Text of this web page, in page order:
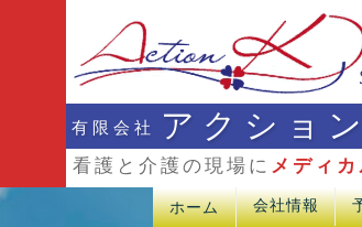
有限会社 アクショ
看護と介護の現場に メディ
ホーム 会社情報